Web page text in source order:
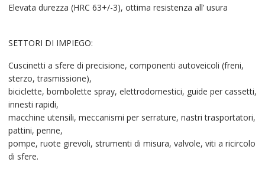
Elevata durezza (HRC 63+/-3), ottima resistenza all’ usura
SETTORI DI IMPIEGO:
Cuscinetti a sfere di precisione, componenti autoveicoli (freni,
sterzo, trasmissione),
biciclette, bombolette spray, elettrodomestici, guide per cassetti,
innesti rapidi,
macchine utensili, meccanismi per serrature, nastri trasportatori,
pattini, penne,
pompe, ruote girevoli, strumenti di misura, valvole, viti a ricircolo
di sfere.